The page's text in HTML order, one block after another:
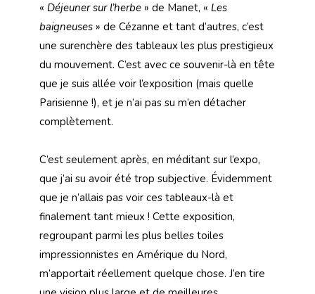
« Déjeuner sur l’herbe » de Manet, « Les
baigneuses » de Cézanne et tant d’autres, c’est
une surenchère des tableaux les plus prestigieux
du mouvement. C’est avec ce souvenir-là en tête
que je suis allée voir l’exposition (mais quelle
Parisienne !), et je n’ai pas su m’en détacher
complètement.
C’est seulement après, en méditant sur l’expo,
que j’ai su avoir été trop subjective. Évidemment
que je n’allais pas voir ces tableaux-là et
finalement tant mieux ! Cette exposition,
regroupant parmi les plus belles toiles
impressionnistes en Amérique du Nord,
m’apportait réellement quelque chose. J’en tire